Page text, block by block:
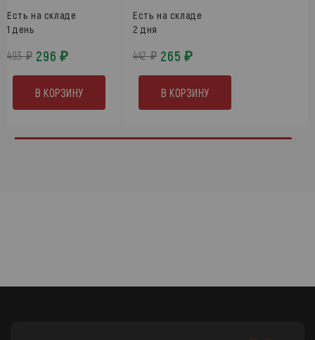
Есть на складе
1 день
493 ₽ 296 ₽
В КОРЗИНУ
Есть на складе
2 дня
442 ₽ 265 ₽
В КОРЗИНУ